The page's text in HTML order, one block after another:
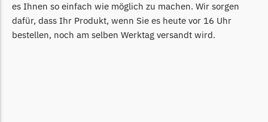
es Ihnen so einfach wie möglich zu machen. Wir sorgen
dafür, dass Ihr Produkt, wenn Sie es heute vor 16 Uhr
bestellen, noch am selben Werktag versandt wird.